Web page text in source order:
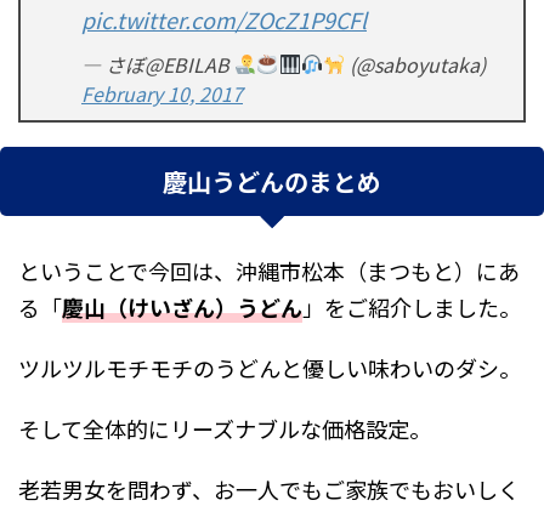
pic.twitter.com/ZOcZ1P9CFl
— さぼ@EBILAB
(@saboyutaka)
February 10, 2017
慶山うどんのまとめ
ということで今回は、沖縄市松本（まつもと）にあ
る「慶山（けいざん）うどん」をご紹介しました。
ツルツルモチモチのうどんと優しい味わいのダシ。
そして全体的にリーズナブルな価格設定。
老若男女を問わず、お一人でもご家族でもおいしく